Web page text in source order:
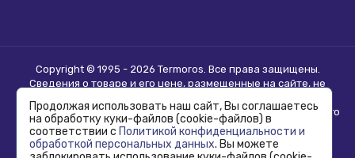
Copyright © 1995 - 2026 Termoros. Все права защищены.
Сведения о товаре и его цене, размещенные на сайте, не
Информацию о возможности приобретения соответствующего
товара и условиях такого приобретения уточняйте в отделе
продаж.
Продолжая использовать наш сайт, Вы соглашаетесь
на обработку куки-файлов (cookie-файлов) в
соответствии с Политикой конфиденциальности и
обработкой персональных данных. Вы можете